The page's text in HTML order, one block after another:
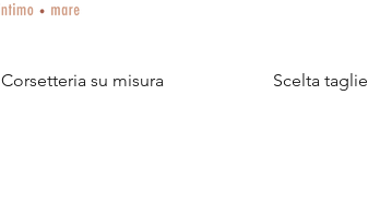
Corsetteria su misura Scelta taglie